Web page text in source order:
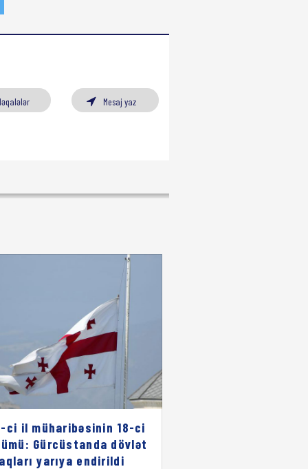
Mesaj yaz
ci il müharibəsinin 18-ci
Gürcüstanda dövlət
yarıya endirildi